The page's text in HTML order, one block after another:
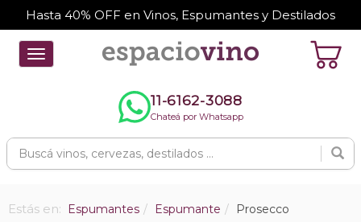
Hasta 40% OFF en Vinos, Espumantes y Destilados
Toggle
navigation
11-6162-3088
Chateá por Whatsapp
Estás en: Espumantes Espumante
Prosecco